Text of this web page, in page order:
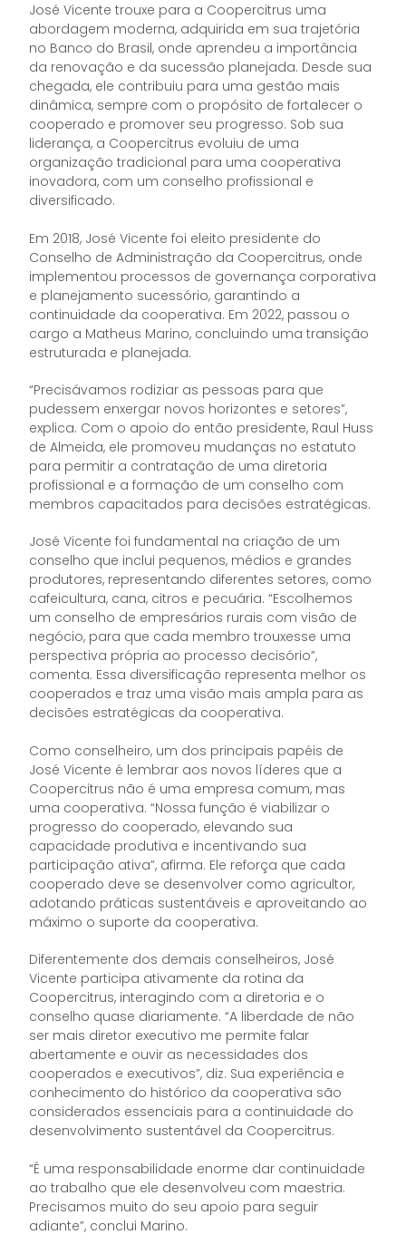
José Vicente trouxe para a Coopercitrus uma
abordagem moderna, adquirida em sua trajetória
no Banco do Brasil, onde aprendeu a importância
da renovação e da sucessão planejada. Desde sua
chegada, ele contribuiu para uma gestão mais
dinâmica, sempre com o propósito de fortalecer o
cooperado e promover seu progresso. Sob sua
liderança, a Coopercitrus evoluiu de uma
organização tradicional para uma cooperativa
inovadora, com um conselho profissional e
diversificado.
Em 2018, José Vicente foi eleito presidente do
Conselho de Administração da Coopercitrus, onde
implementou processos de governança corporativa
e planejamento sucessório, garantindo a
continuidade da cooperativa. Em 2022, passou o
cargo a Matheus Marino, concluindo uma transição
estruturada e planejada.
“Precisávamos rodiziar as pessoas para que
pudessem enxergar novos horizontes e setores”,
explica. Com o apoio do então presidente, Raul Huss
de Almeida, ele promoveu mudanças no estatuto
para permitir a contratação de uma diretoria
profissional e a formação de um conselho com
membros capacitados para decisões estratégicas.
José Vicente foi fundamental na criação de um
conselho que inclui pequenos, médios e grandes
produtores, representando diferentes setores, como
cafeicultura, cana, citros e pecuária. “Escolhemos
um conselho de empresários rurais com visão de
negócio, para que cada membro trouxesse uma
perspectiva própria ao processo decisório”,
comenta. Essa diversificação representa melhor os
cooperados e traz uma visão mais ampla para as
decisões estratégicas da cooperativa.
Como conselheiro, um dos principais papéis de
José Vicente é lembrar aos novos líderes que a
Coopercitrus não é uma empresa comum, mas
uma cooperativa. “Nossa função é viabilizar o
progresso do cooperado, elevando sua
capacidade produtiva e incentivando sua
participação ativa”, afirma. Ele reforça que cada
cooperado deve se desenvolver como agricultor,
adotando práticas sustentáveis e aproveitando ao
máximo o suporte da cooperativa.
Diferentemente dos demais conselheiros, José
Vicente participa ativamente da rotina da
Coopercitrus, interagindo com a diretoria e o
conselho quase diariamente. “A liberdade de não
ser mais diretor executivo me permite falar
abertamente e ouvir as necessidades dos
cooperados e executivos”, diz. Sua experiência e
conhecimento do histórico da cooperativa são
considerados essenciais para a continuidade do
desenvolvimento sustentável da Coopercitrus.
“É uma responsabilidade enorme dar continuidade
ao trabalho que ele desenvolveu com maestria.
Precisamos muito do seu apoio para seguir
adiante”, conclui Marino.